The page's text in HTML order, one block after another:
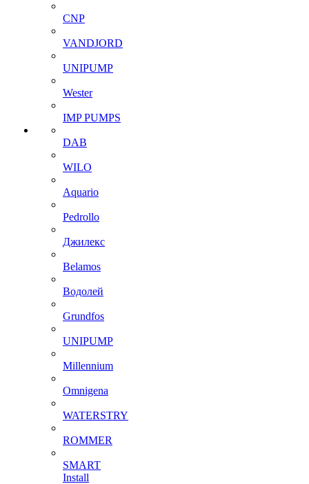
CNP
VANDJORD
UNIPUMP
Wester
IMP PUMPS
DAB
WILO
Aquario
Pedrollo
Джилекс
Belamos
Водолей
Grundfos
UNIPUMP
Millennium
Omnigena
WATERSTRY
ROMMER
SMART
Install